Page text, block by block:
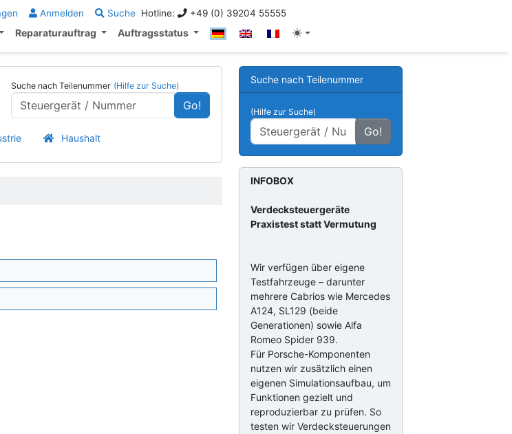
Anmelden Suche Hotline: +49 (0) 39204 55555
Reparaturauftrag Auftragsstatus
Suche nach Teilenummer (Hilfe zur Suche)
Go!
Haushalt
Suche nach Teilenummer
(Hilfe zur Suche)
Go!
INFOBOX
Verdecksteuergeräte
Praxistest statt Vermutung
Wir verfügen über eigene
Testfahrzeuge – darunter
mehrere Cabrios wie Mercedes
A124, SL129 (beide
Generationen) sowie Alfa
Romeo Spider 939.
Für Porsche-Komponenten
nutzen wir zusätzlich einen
eigenen Simulationsaufbau, um
Funktionen gezielt und
reproduzierbar zu prüfen. So
testen wir Verdecksteuerungen